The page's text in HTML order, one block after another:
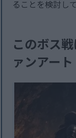
ることを検討し
このボス
ァンアート